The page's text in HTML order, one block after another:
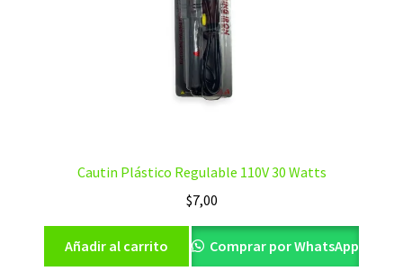
Cautin Plástico Regulable 110V 30 Watts
$7,00
Añadir al carrito Comprar por WhatsApp